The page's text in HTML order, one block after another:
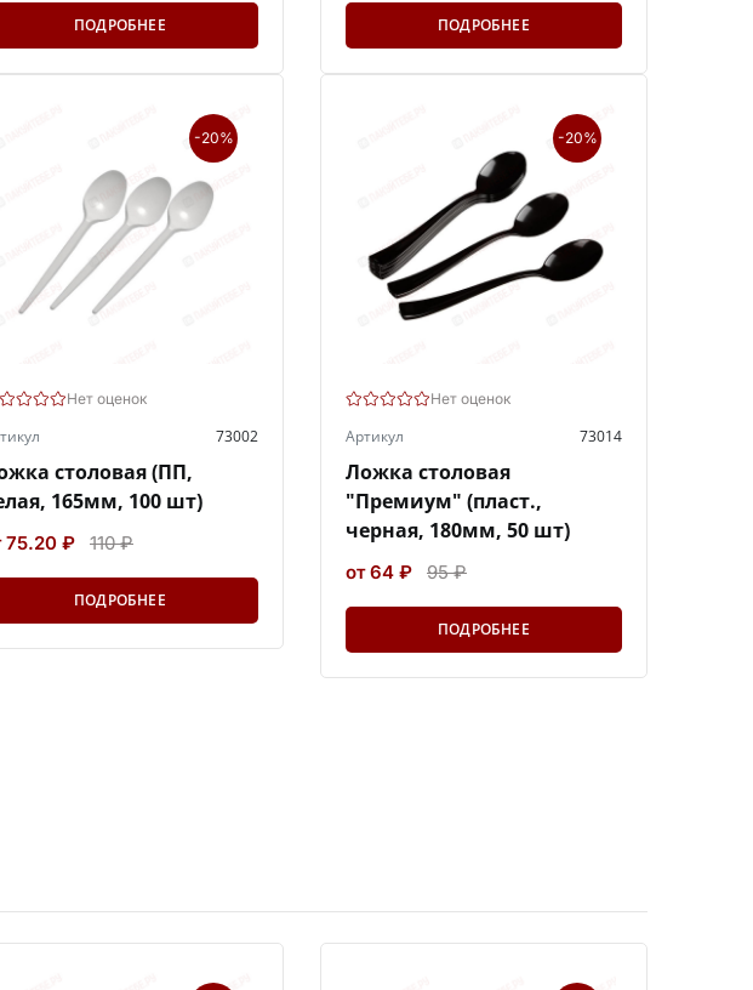
ПОДРОБНЕЕ ПОДРОБНЕЕ
-20%
Нет оценок
73002
столовая (ПП,
165мм, 100 шт)
75.20 ₽ 110 ₽
ПОДРОБНЕЕ
-20%
Нет оценок
Артикул 73014
Ложка столовая
"Премиум" (пласт.,
черная, 180мм, 50 шт)
от 64 ₽ 95 ₽
ПОДРОБНЕЕ